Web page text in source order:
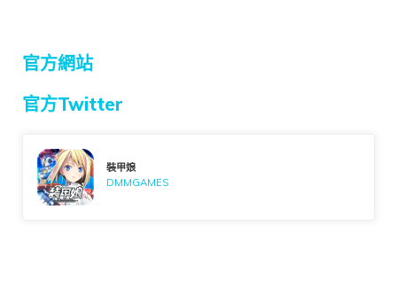
官方網站
官方Twitter
裝甲娘
DMMGAMES